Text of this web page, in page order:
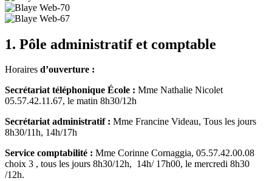
1. Pôle administratif et comptable
Horaires d’ouverture :
Secrétariat téléphonique École : Mme Nathalie Nicolet
05.57.42.11.67, le matin 8h30/12h
Secrétariat administratif : Mme Francine Videau, Tous les jours
8h30/11h, 14h/17h
Service comptabilité : Mme Corinne Cornaggia, 05.57.42.00.08
choix 3 , tous les jours 8h30/12h, 14h/ 17h00, le mercredi 8h30
/12h.